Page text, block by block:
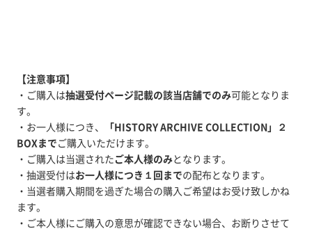
【注意事項】
・ご購入は抽選受付ページ記載の該当店舗でのみ可能となりま
す。
・お一人様につき、
「HISTORY ARCHIVE COLLECTION」２
BOXまでご購入いただけます。
・ご購入は当選されたご本人様のみとなります。
・抽選受付はお一人様につき１回までの配布となります。
・当選者購入期間を過ぎた場合の購入ご希望はお受け致しかね
ます。
・ご本人様にご購入の意思が確認できない場合、お断りさせて